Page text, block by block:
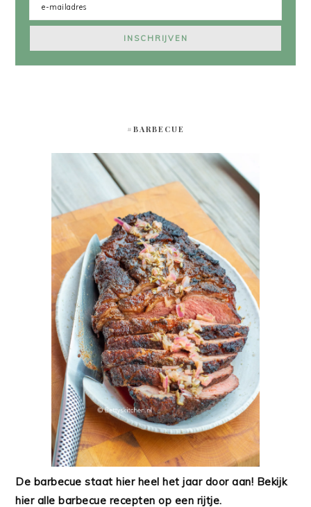
#BARBECUE
De barbecue staat hier heel het jaar door aan! Bekijk
hier alle barbecue recepten op een rijtje.